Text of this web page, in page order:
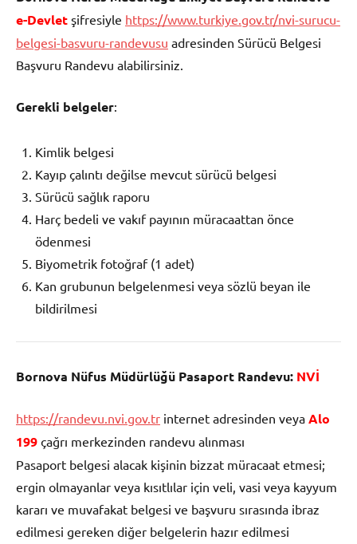
e-Devlet şifresiyle https://www.turkiye.gov.tr/nvi-surucu-
belgesi-basvuru-randevusu adresinden Sürücü Belgesi
Başvuru Randevu alabilirsiniz.
Gerekli belgeler:
Kimlik belgesi
Kayıp çalıntı değilse mevcut sürücü belgesi
Sürücü sağlık raporu
Harç bedeli ve vakıf payının müracaattan önce
ödenmesi
Biyometrik fotoğraf (1 adet)
Kan grubunun belgelenmesi veya sözlü beyan ile
bildirilmesi
Bornova Nüfus Müdürlüğü Pasaport Randevu: NVİ
https://randevu.nvi.gov.tr internet adresinden veya Alo
199 çağrı merkezinden randevu alınması
Pasaport belgesi alacak kişinin bizzat müracaat etmesi;
ergin olmayanlar veya kısıtlılar için veli, vasi veya kayyum
kararı ve muvafakat belgesi ve başvuru sırasında ibraz
edilmesi gereken diğer belgelerin hazır edilmesi